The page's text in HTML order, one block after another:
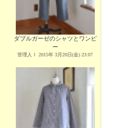
ダブルガーゼのシャツとワンピ
ー
管理人Ｉ 2015年 3月20日(金) 23:07